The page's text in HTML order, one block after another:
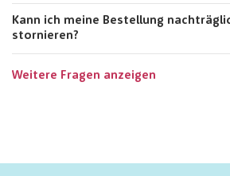
Kann ich meine Bestellung
stornieren?
Weitere Fragen anzeigen